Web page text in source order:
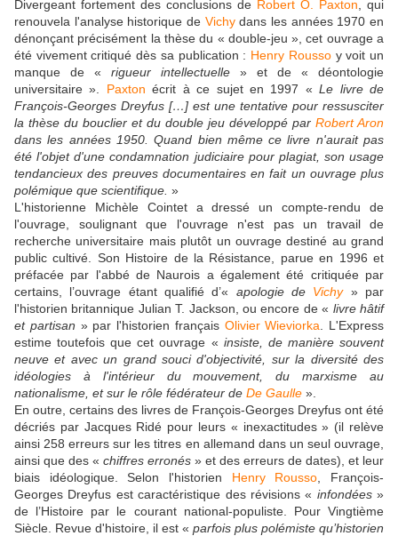
Divergeant fortement des conclusions de Robert O. Paxton , qui
renouvela l'analyse historique de Vichydans les années 1970 en
dénonçant précisément la thèse du « double-jeu », cet ouvrage a
été vivement critiqué dès sa publication : Henry Roussoy voit un
manque de « rigueur intellectuelle » et de « déontologie
universitaire ». Paxton écrit à ce sujet en 1997 «Le livre de
François-Georges Dreyfus […] est une tentative pour ressusciter
la thèse du bouclier et du double jeu développé par Robert Aron
dans les années 1950. Quand bien même ce livre n'aurait pas
été l'objet d'une condamnation judiciaire pour plagiat, son usage
tendancieux des preuves documentaires en fait un ouvrage plus
polémique que scientifique. »
L'historienne Michèle Cointet a dressé un compte-rendu de
l'ouvrage, soulignant que l'ouvrage n'est pas un travail de
recherche universitaire mais plutôt un ouvrage destiné au grand
public cultivé. Son Histoire de la Résistance, parue en 1996 et
préfacée par l'abbé de Naurois a également été critiquée par
certains, l’ouvrage étant qualifié d’« apologie de Vichy» par
l'historien britannique Julian T. Jackson, ou encore de « livre hâtif
et partisan » par l'historien français Olivier Wieviorka . L'Express
estime toutefois que cet ouvrage « insiste, de manière souvent
neuve et avec un grand souci d'objectivité, sur la diversité des
idéologies à l'intérieur du mouvement, du marxisme au
nationalisme, et sur le rôle fédérateur de De Gaulle ».
En outre, certains des livres de François-Georges Dreyfus ont été
décriés par Jacques Ridé pour leurs « inexactitudes » (il relève
ainsi 258 erreurs sur les titres en allemand dans un seul ouvrage,
ainsi que des « chiffres erronés » et des erreurs de dates), et leur
biais idéologique. Selon l'historien Henry Rousso , François-
Georges Dreyfus est caractéristique des révisions « infondées»
de l’Histoire par le courant national-populiste. Pour Vingtième
Siècle. Revue d'histoire, il est « parfois plus polémiste qu’historien